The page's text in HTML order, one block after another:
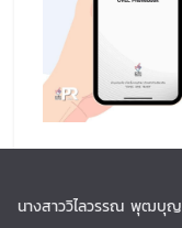
นางสาววิไลวรรณ พุฒบุญ